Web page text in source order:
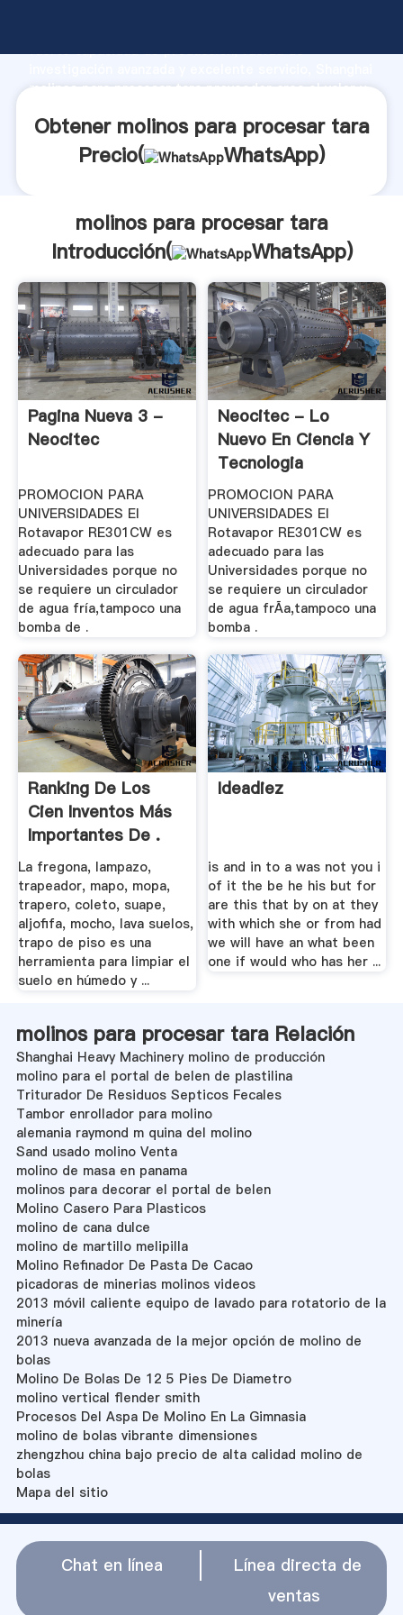
fuerte capacidad de producción, fuerza de
molinos para procesar tara proveedor crea el valor y
Obtener molinos para procesar tara
Precio(
WhatsApp)
molinos para procesar tara
Introducción(
WhatsApp)
Pagina Nueva 3 -
Neocitec
PROMOCION PARA
UNIVERSIDADES El
Rotavapor RE301CW es
adecuado para las
Universidades porque no
se requiere un circulador
de agua fría,tampoco una
bomba de .
Neocitec - Lo
Nuevo En Ciencia Y
Tecnologia
PROMOCION PARA
UNIVERSIDADES El
Rotavapor RE301CW es
adecuado para las
Universidades porque no
se requiere un circulador
de agua frÃ­a,tampoco una
bomba .
Ranking De Los
Cien Inventos Más
Importantes De .
La fregona, lampazo,
trapeador, mapo, mopa,
trapero, coleto, suape,
aljofifa, mocho, lava suelos,
trapo de piso es una
herramienta para limpiar el
suelo en húmedo y ...
Ideadiez
is and in to a was not you i
of it the be he his but for
are this that by on at they
with which she or from had
we will have an what been
one if would who has her ...
molinos para procesar tara Relación
Shanghai Heavy Machinery molino de producción
molino para el portal de belen de plastilina
Triturador De Residuos Septicos Fecales
Tambor enrollador para molino
alemania raymond m quina del molino
Sand usado molino Venta
molino de masa en panama
molinos para decorar el portal de belen
Molino Casero Para Plasticos
molino de cana dulce
molino de martillo melipilla
Molino Refinador De Pasta De Cacao
picadoras de minerias molinos videos
2013 móvil caliente equipo de lavado para rotatorio de la
minería
2013 nueva avanzada de la mejor opción de molino de
bolas
Molino De Bolas De 12 5 Pies De Diametro
molino vertical flender smith
Procesos Del Aspa De Molino En La Gimnasia
molino de bolas vibrante dimensiones
zhengzhou china bajo precio de alta calidad molino de
bolas
Mapa del sitio
Chat en línea
Línea directa de
ventas